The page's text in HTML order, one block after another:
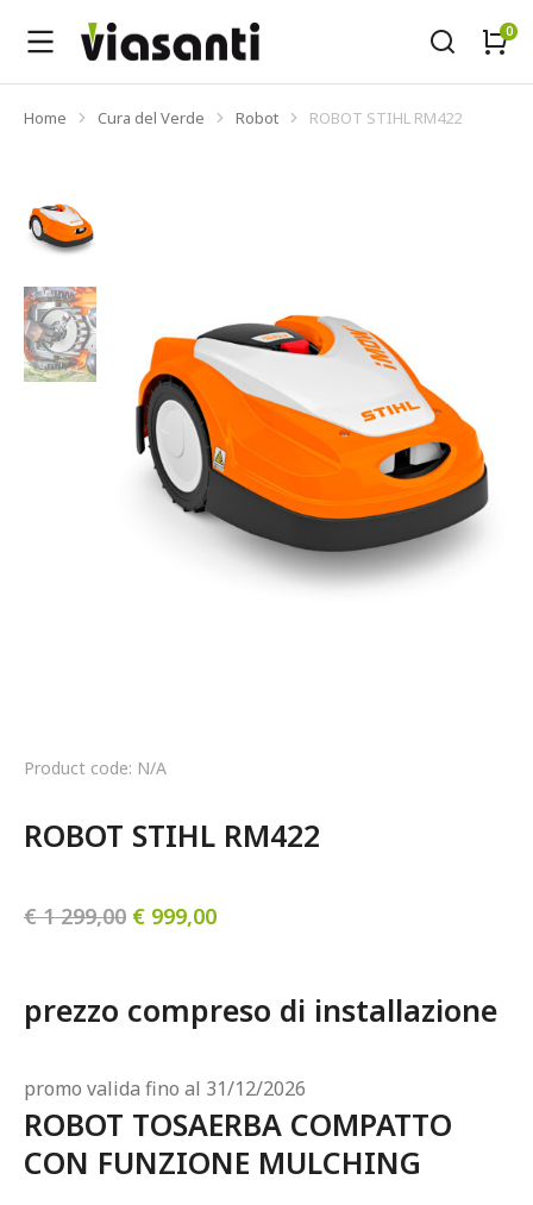
Tu sei qui:
Home Cura del Verde Robot ROBOT STIHL RM422
Product code: N/A
ROBOT STIHL RM422
€1 299,00 € 999,00
prezzo compreso di installazione
ROBOT TOSAERBA COMPATTO
CON FUNZIONE MULCHING